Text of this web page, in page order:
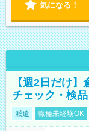
気になる！
【週2日だけ
チェック・検品
派遣 職種未経験OK